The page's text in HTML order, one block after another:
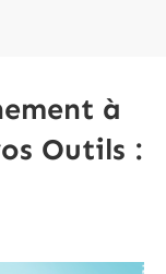
à
Outils :